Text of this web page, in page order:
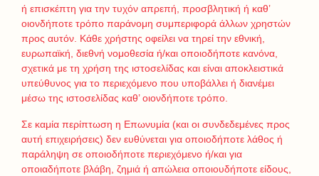
ή επισκέπτη για την τυχόν απρεπή, προσβλητική ή καθ’
οιονδήποτε τρόπο παράνομη συμπεριφορά άλλων χρηστών
προς αυτόν. Κάθε χρήστης οφείλει να τηρεί την εθνική,
ευρωπαϊκή, διεθνή νομοθεσία ή/και οποιοδήποτε κανόνα,
σχετικά με τη χρήση της ιστοσελίδας και είναι αποκλειστικά
υπεύθυνος για το περιεχόμενο που υποβάλλει ή διανέμει
μέσω της ιστοσελίδας καθ’ οιονδήποτε τρόπο.
Σε καμία περίπτωση η Επωνυμία (και οι συνδεδεμένες προς
αυτή επιχειρήσεις) δεν ευθύνεται για οποιοδήποτε λάθος ή
παράληψη σε οποιοδήποτε περιεχόμενο ή/και για
οποιαδήποτε βλάβη, ζημιά ή απώλεια οποιουδήποτε είδους,